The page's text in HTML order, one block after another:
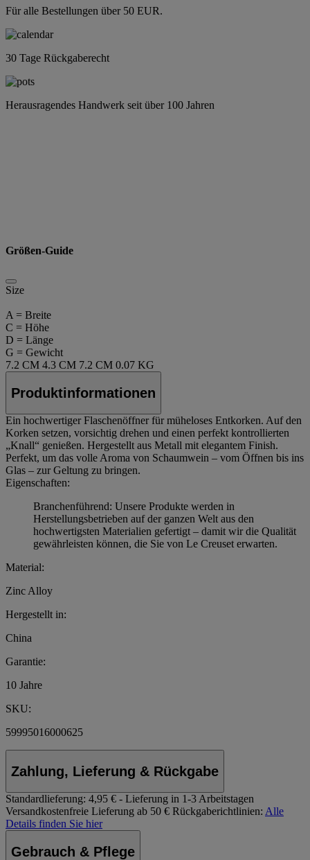
Für alle Bestellungen über 50 EUR.
30 Tage Rückgaberecht
Herausragendes Handwerk seit über 100 Jahren
Größen-Guide
Size
A = Breite
C = Höhe
D = Länge
G = Gewicht
7.2 CM 4.3 CM 7.2 CM 0.07 KG
Produktinformationen
Ein hochwertiger Flaschenöffner für müheloses Entkorken. Auf den
Korken setzen, vorsichtig drehen und einen perfekt kontrollierten
„Knall“ genießen. Hergestellt aus Metall mit elegantem Finish.
Perfekt, um das volle Aroma von Schaumwein – vom Öffnen bis ins
Glas – zur Geltung zu bringen.
Eigenschaften:
Branchenführend: Unsere Produkte werden in
Herstellungsbetrieben auf der ganzen Welt aus den
hochwertigsten Materialien gefertigt – damit wir die Qualität
gewährleisten können, die Sie von Le Creuset erwarten.
Material:
Zinc Alloy
Hergestellt in:
China
Garantie:
10 Jahre
SKU:
59995016000625
Zahlung, Lieferung & Rückgabe
Standardlieferung: 4,95 € - Lieferung in 1-3 Arbeitstagen
Versandkostenfreie Lieferung ab 50 € Rückgaberichtlinien: Alle
Details finden Sie hier
Gebrauch & Pflege